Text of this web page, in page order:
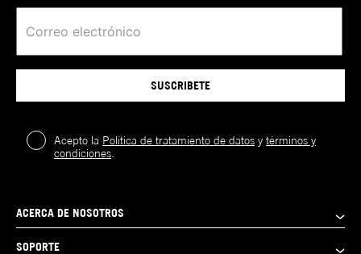
SUSCRIBETE
Acepto la Política de tratamiento de datos ytérminos y
condiciones
ACERCA DE NOSOTROS
SOPORTE